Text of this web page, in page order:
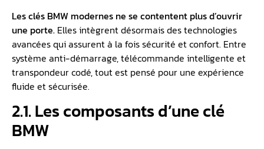
Les clés BMW modernes ne se contentent plus d’ouvrir
une porte. Elles intègrent désormais des technologies
avancées qui assurent à la fois sécurité et confort. Entre
système anti-démarrage, télécommande intelligente et
transpondeur codé, tout est pensé pour une expérience
fluide et sécurisée.
2.1. Les composants d’une clé
BMW